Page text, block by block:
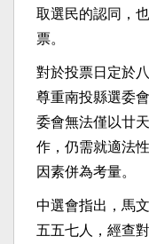
取選民的認同，
票。
對於投票日定於
尊重南投縣選委
委會無法僅以廿
作，仍需就適法
因素併為考量。
中選會指出，馬
五五七人，經查